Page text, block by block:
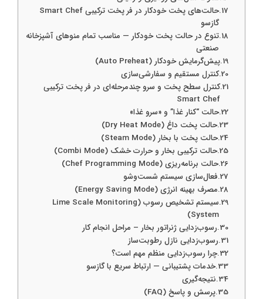
حالت‌های پخت خودکار در فر پخت ترکیبی Smart Chef
گازسو
تنوع در حالت پخت خودکار — مناسب تمام منوهای آشپزخانه
صنعتی
پیش‌گرمایش خودکار (Auto Preheat)
کنترل مستقیم و سفارشی‌سازی
کنترل سطح پخت و سرو چندمرحله‌ای در فر پخت ترکیبی
Smart Chef
حالت “کنار غذا” و «سرو غذا»
حالت پخت داغ (Dry Heat Mode)
حالت پخت با بخار (Steam Mode)
حالت ترکیبی بخار و حرارت خشک (Combi Mode)
حالت برنامه‌ریزی (Chef Programming Mode)
فعال‌سازی سیستم شست‌وشو
مصرف بهینه انرژی (Energy Saving Mode)
سیستم تشخیص رسوب (Lime Scale Monitoring
System)
رسوب‌زدایی ژنراتور بخار – مراحل انجام کار
رسوب‌زدایی نازل رطوبت‌ساز
چرا رسوب‌زدایی منظم مهم است؟
خدمات پشتیبانی — ارتباط سریع با گازسو
نتیجه‌گیری
پرسش و پاسخ (FAQ)